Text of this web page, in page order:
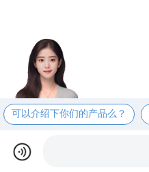
可以介绍下你们的产品么？